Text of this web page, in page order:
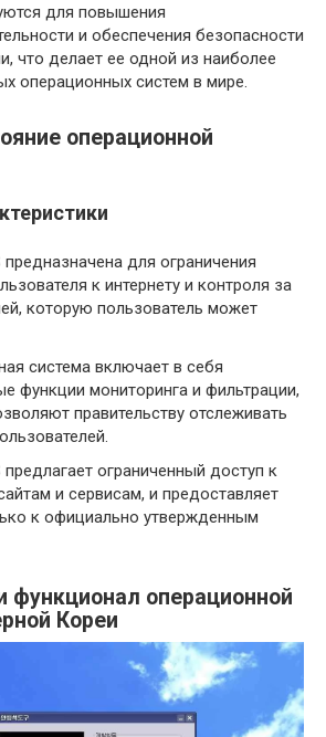
для повышения
и обеспечения безопасности
что делает ее одной из наиболее
операционных систем в мире.
операционной
предназначена для ограничения
к интернету и контроля за
которую пользователь может
система включает в себя
функции мониторинга и фильтрации,
правительству отслеживать
предлагает ограниченный доступ к
и сервисам, и предоставляет
к официально утвержденным
функционал операционной
Кореи